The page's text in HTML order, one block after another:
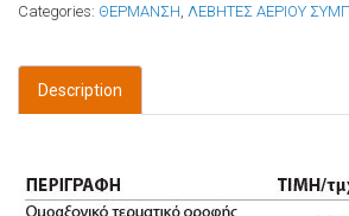
Categories: ΘΕΡΜΑΝΣΗ ΛΕΒΗΤΕΣ ΑΕΡΙΟΥ
Description